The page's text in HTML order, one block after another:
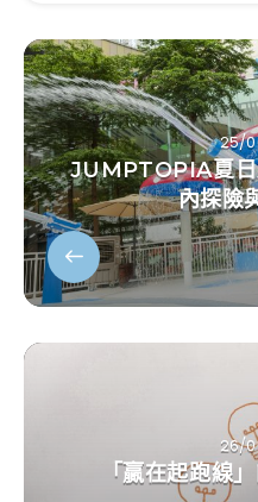
25/
JUMPTOPIA夏日
內探險
26/
「贏在起跑線